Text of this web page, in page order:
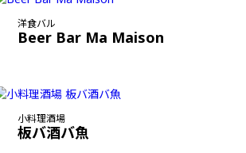
洋食バル
Beer Bar Ma Maison
小料理酒場
板バ酒バ魚